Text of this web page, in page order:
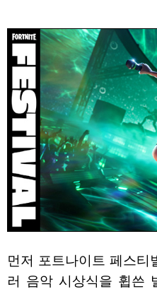
먼저 포트나이트 페스티
러 음악 시상식을 휩쓴